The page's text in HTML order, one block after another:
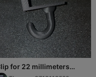
for 22 millimeters
board